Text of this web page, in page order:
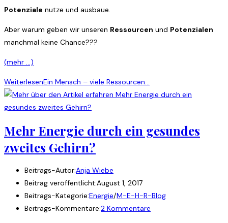
Potenziale nutze und ausbaue.
Aber warum geben wir unseren Ressourcen und Potenzialen
manchmal keine Chance???
(mehr …)
WeiterlesenEin Mensch – viele Ressourcen…
Mehr Energie durch ein gesundes
zweites Gehirn?
Beitrags-Autor:Anja Wiebe
Beitrag veröffentlicht:August 1, 2017
Beitrags-Kategorie:Energie/M-E-H-R-Blog
Beitrags-Kommentare:2 Kommentare